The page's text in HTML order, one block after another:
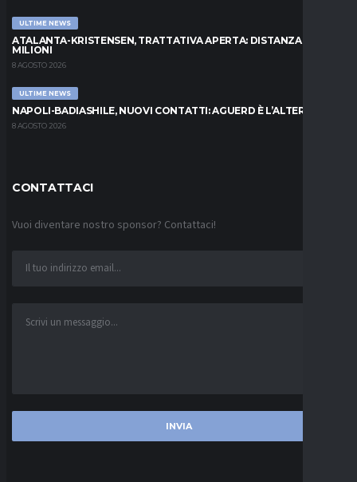
ULTIME NEWS
ATALANTA-KRISTENSEN, TRATTATIVA APERTA: DISTANZA DI 5
MILIONI
8 AGOSTO 2026
ULTIME NEWS
NAPOLI-BADIASHILE, NUOVI CONTATTI: AGUERD È L’ALTERNATIVA
8 AGOSTO 2026
CONTATTACI
Vuoi diventare nostro sponsor? Contattaci!